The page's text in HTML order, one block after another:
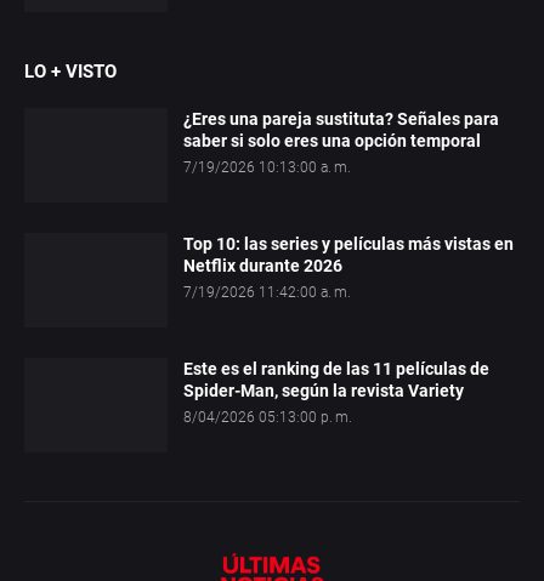
LO + VISTO
¿Eres una pareja sustituta? Señales para
saber si solo eres una opción temporal
7/19/2026 10:13:00 a. m.
Top 10: las series y películas más vistas en
Netflix durante 2026
7/19/2026 11:42:00 a. m.
Este es el ranking de las 11 películas de
Spider-Man, según la revista Variety
8/04/2026 05:13:00 p. m.